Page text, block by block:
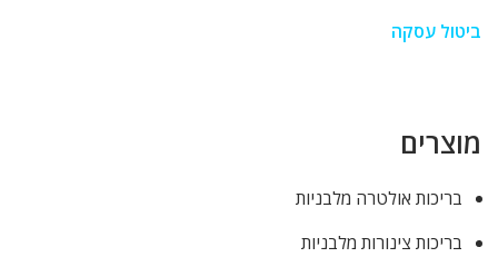
ביטול עסקה
מוצרים
בריכות אולטרה מלבניות
בריכות צינורות מלבניות